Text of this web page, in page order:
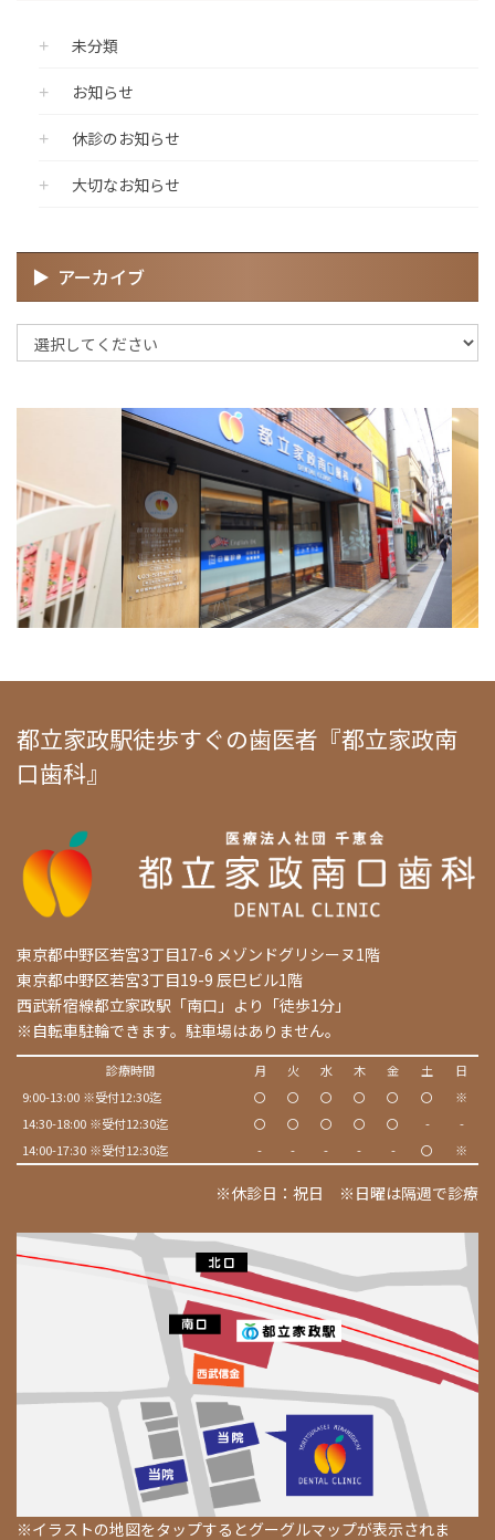
未分類
お知らせ
休診のお知らせ
大切なお知らせ
アーカイブ
都立家政駅徒歩すぐの歯医者『都立家政南
口歯科』
東京都中野区若宮3丁目17-6 メゾンドグリシーヌ1階
東京都中野区若宮3丁目19-9 辰巳ビル1階
西武新宿線都立家政駅「南口」より「徒歩1分」
※自転車駐輪できます。駐車場はありません。
診療時間 月 火 水 木 金 土
日
9:00-13:00 ※受付12:30迄
〇 〇 〇 〇 〇 〇
※
14:30-18:00 ※受付12:30迄
〇 〇 〇 〇 〇 -
-
14:00-17:30 ※受付12:30迄
- - - - - 〇 ※
※休診日：祝日 ※日曜は隔週で診療
※イラストの地図をタップするとグーグルマップが表示されま